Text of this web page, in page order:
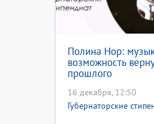
Полина Нор:
возможность
прошлого
16 декабря, 12:50
Губернаторские